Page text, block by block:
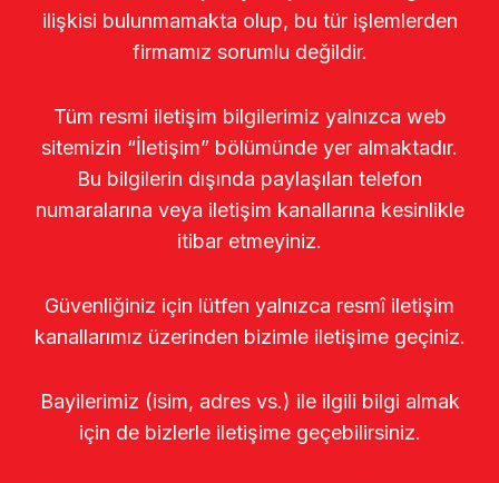
ilişkisi bulunmamakta olup, bu tür işlemlerden
firmamız sorumlu değildir.
Tüm resmi iletişim bilgilerimiz yalnızca web
sitemizin “İletişim” bölümünde yer almaktadır.
Bu bilgilerin dışında paylaşılan telefon
numaralarına veya iletişim kanallarına kesinlikle
itibar etmeyiniz.
Güvenliğiniz için lütfen yalnızca resmî iletişim
kanallarımız üzerinden bizimle iletişime geçiniz.
Bayilerimiz (isim, adres vs.) ile ilgili bilgi almak
için de bizlerle iletişime geçebilirsiniz.